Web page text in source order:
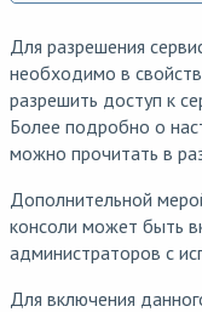
Для разрешения
необходимо в
разрешить доступ к
Более подробно о
можно прочитать в
Дополнительной
консоли может быть
администраторов с
Для включения